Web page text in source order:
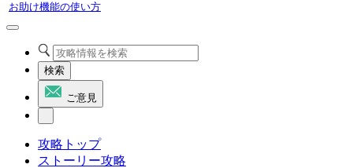
お助け機能の使い方
検索
ご意見
攻略トップ
ストーリー攻略